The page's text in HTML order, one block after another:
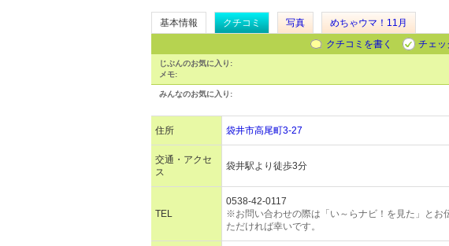
基本情報 クチコミ 写真
めちゃウマ！11月
クチコミを書く
チェッ
じぶんのお気に入り:
メモ:
みんなのお気に入り:
住所 袋井市高尾町3-27
交通・アクセ
ス
袋井駅より徒歩3分
TEL
0538-42-0117
※お問い合わせの際は「い～らナビ！を見た」とお
ただければ幸いです。